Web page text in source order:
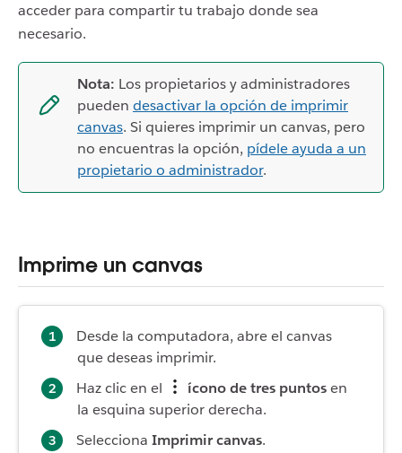
acceder para compartir tu trabajo donde sea
necesario.
Nota: Los propietarios y administradores
pueden desactivar la opción de imprimir
canvas. Si quieres imprimir un canvas, pero
no encuentras la opción, pídele ayuda a un
propietario o administrador.
Imprime un canvas
Desde la computadora, abre el canvas
que deseas imprimir.
Haz clic en el
ícono de tres puntosen
la esquina superior derecha.
Selecciona Imprimir canvas.